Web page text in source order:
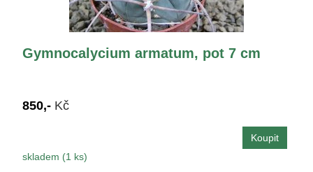
Gymnocalycium armatum, pot 7 cm
850,- Kč
skladem (1 ks)